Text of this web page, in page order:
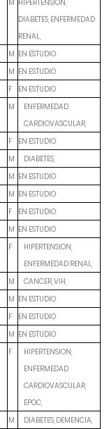
M HIPERTENSION,
DIABETES, ENFERMEDAD
RENAL,
M EN ESTUDIO
M EN ESTUDIO
F
EN ESTUDIO
M
ENFERMEDAD
CARDIOVASCULAR,
F
EN ESTUDIO
M
DIABETES,
M EN ESTUDIO
M EN ESTUDIO
F
EN ESTUDIO
M EN ESTUDIO
F
HIPERTENSION,
ENFERMEDAD RENAL,
M
CANCER, VIH,
M EN ESTUDIO
F
EN ESTUDIO
M EN ESTUDIO
F
HIPERTENSION,
ENFERMEDAD
CARDIOVASCULAR,
EPOC,
M
DIABETES, DEMENCIA,